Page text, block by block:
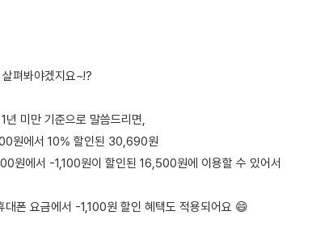
펴봐야겠지요~!?
년 미만 기준으로 말씀드리면,
원에서 10% 할인된 30,690원
원에서 -1,100원이 할인된 16,500원에 이용할 수 있어서
대폰 요금에서 -1,100원 할인 혜택도 적용되어요 😄